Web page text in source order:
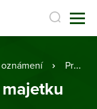
Prodej nepotřebného majetku